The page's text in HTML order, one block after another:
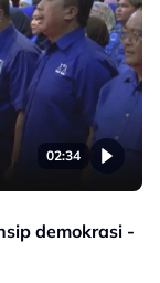
02:34
demokrasi -